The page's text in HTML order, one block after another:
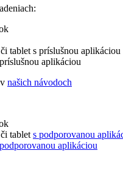
tablet s príslušnou aplikáciou
aplikáciou
našich návodoch
tablet s podporovanou
aplikáciou